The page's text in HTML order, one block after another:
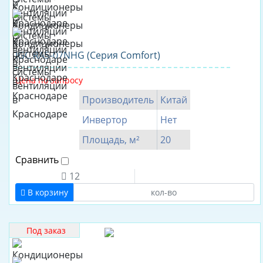
Да
Инвертор
Да
Нет
Бренд
CHERBROOKE
Aeronik
Airwell
Akvilon
AQUA
AUX
IGC RAS-07NHG (Серия Comfort)
Цена по запросу
Производитель Китай
Инвертор
Нет
Площадь, м²
20
Сравнить
12
В корзину
Под заказ